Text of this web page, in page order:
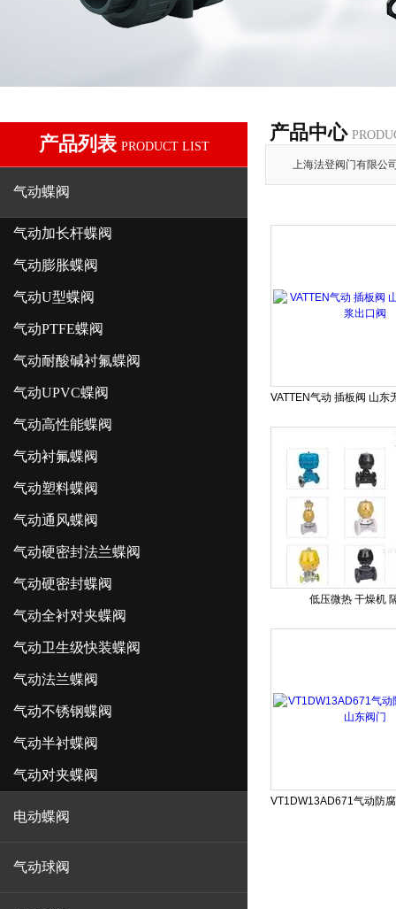
产品列表 PRODUCT LIST
气动蝶阀
气动加长杆蝶阀
气动膨胀蝶阀
气动U型蝶阀
气动PTFE蝶阀
气动耐酸碱衬氟蝶阀
气动UPVC蝶阀
气动高性能蝶阀
气动衬氟蝶阀
气动塑料蝶阀
气动通风蝶阀
气动硬密封法兰蝶阀
气动硬密封蝶阀
气动全衬对夹蝶阀
气动卫生级快装蝶阀
气动法兰蝶阀
气动不锈钢蝶阀
气动半衬蝶阀
气动对夹蝶阀
电动蝶阀
气动球阀
产品中心
上海法登阀门有限公
低压微热 干燥机